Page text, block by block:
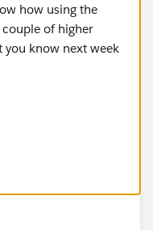
how using the
couple of higher
know next week